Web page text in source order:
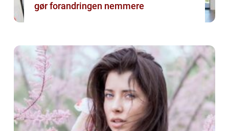
gør forandringen nemmere